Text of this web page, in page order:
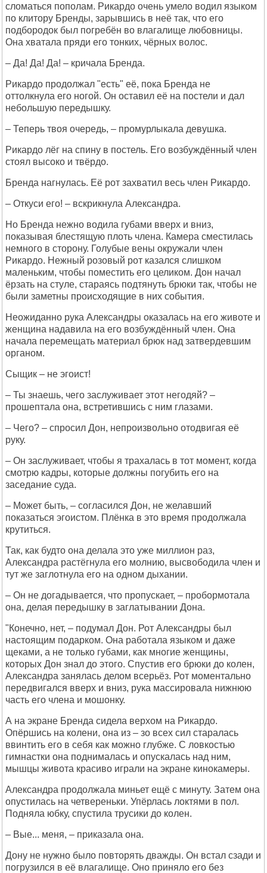
сломаться пополам. Рикардо очень умело водил языком
по клитору Бренды, зарывшись в неё так, что его
подбородок был погребён во влагалище любовницы.
Она хватала пряди его тонких, чёрных волос.
– Да! Да! Да! – кричала Бренда.
Рикардо продолжал "есть" её, пока Бренда не
оттолкнула его ногой. Он оставил её на постели и дал
небольшую передышку.
– Теперь твоя очередь, – промурлыкала девушка.
Рикардо лёг на спину в постель. Его возбуждённый член
стоял высоко и твёрдо.
Бренда нагнулась. Её рот захватил весь член Рикардо.
– Откуси его! – вскрикнула Александра.
Но Бренда нежно водила губами вверх и вниз,
показывая блестящую плоть члена. Камера сместилась
немного в сторону. Голубые вены окружали член
Рикардо. Нежный розовый рот казался слишком
маленьким, чтобы поместить его целиком. Дон начал
ёрзать на стуле, стараясь подтянуть брюки так, чтобы не
были заметны происходящие в них события.
Неожиданно рука Александры оказалась на его животе и
женщина надавила на его возбуждённый член. Она
начала перемещать материал брюк над затвердевшим
органом.
Сыщик – не эгоист!
– Ты знаешь, чего заслуживает этот негодяй? –
прошептала она, встретившись с ним глазами.
– Чего? – спросил Дон, непроизвольно отодвигая её
руку.
– Он заслуживает, чтобы я трахалась в тот момент, когда
смотрю кадры, которые должны погубить его на
заседание суда.
– Может быть, – согласился Дон, не желавший
показаться эгоистом. Плёнка в это время продолжала
крутиться.
Так, как будто она делала это уже миллион раз,
Александра растёгнула его молнию, высвободила член и
тут же заглотнула его на одном дыхании.
– Он не догадывается, что пропускает, – пробормотала
она, делая передышку в заглатывании Дона.
"Конечно, нет, – подумал Дон. Рот Александры был
настоящим подарком. Она работала языком и даже
щеками, а не только губами, как многие женщины,
которых Дон знал до этого. Спустив его брюки до колен,
Александра занялась делом всерьёз. Рот моментально
передвигался вверх и вниз, рука массировала нижнюю
часть его члена и мошонку.
А на экране Бренда сидела верхом на Рикардо.
Опёршись на колени, она из – зо всех сил старалась
ввинтить его в себя как можно глубже. С ловкостью
гимнастки она поднималась и опускалась над ним,
мышцы живота красиво играли на экране кинокамеры.
Александра продолжала миньет ещё с минуту. Затем она
опустилась на четвереньки. Упёрлась локтями в пол.
Подняла юбку, спустила трусики до колен.
– Вые... меня, – приказала она.
Дону не нужно было повторять дважды. Он встал сзади и
погрузился в её влагалище. Оно приняло его без